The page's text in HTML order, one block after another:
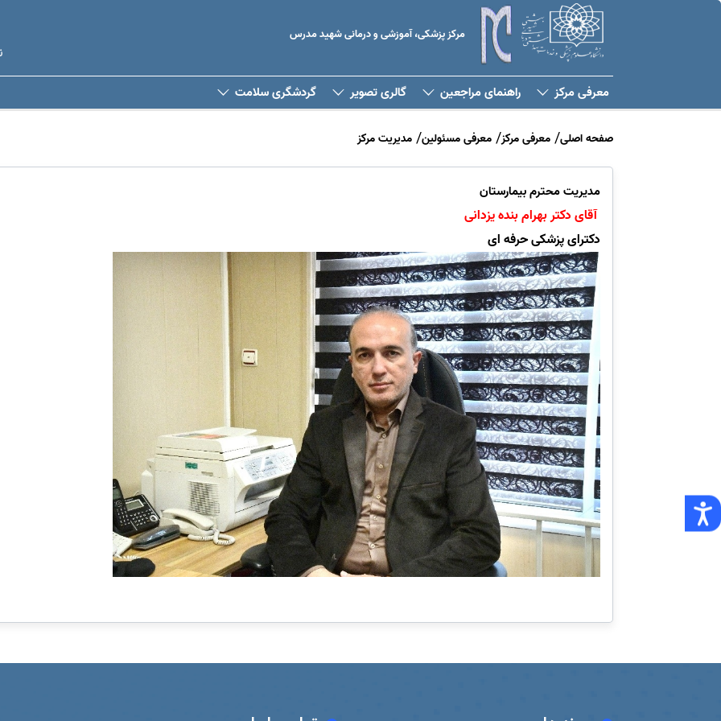
مرکز پزشکی، آموزشی و درمانی شهید مدرس
معرفی مرکز راهنمای مراجعین گالری تصویر گردشگری سلامت
صفحه اصلی معرفی مرکز معرفی مسئولین مدیریت مرکز
مدیریت محترم بیمارستان
آقای دکتر بهرام بنده یزدانی
دکترای پزشکی حرفه ای